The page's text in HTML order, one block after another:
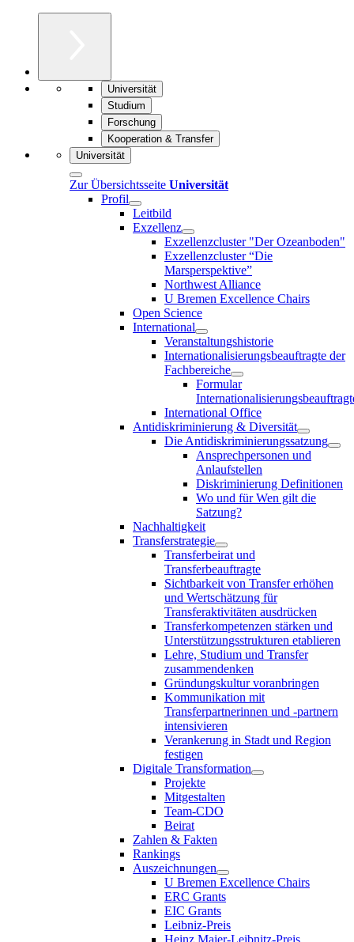
Universität
Studium
Forschung
Kooperation & Transfer
Universität
Zur Übersichtsseite Universität
Profil
Leitbild
Exzellenz
Exzellenzcluster "Der Ozeanboden"
Exzellenzcluster “Die
Marsperspektive”
Northwest Alliance
U Bremen Excellence Chairs
Open Science
International
Veranstaltungshistorie
Internationalisierungsbeauftragte der
Fachbereiche
Formular
International Office
Antidiskriminierung & Diversität
Die Antidiskriminierungssatzung
Ansprechpersonen und
Anlaufstellen
Diskriminierung Definitionen
Wo und für Wen gilt die
Satzung?
Nachhaltigkeit
Transferstrategie
Transferbeirat und
Transferbeauftragte
Sichtbarkeit von Transfer erhöhen
und Wertschätzung für
Transferaktivitäten ausdrücken
Transferkompetenzen stärken und
Unterstützungsstrukturen etablieren
Lehre, Studium und Transfer
zusammendenken
Gründungskultur voranbringen
Kommunikation mit
Transferpartnerinnen und -partnern
intensivieren
Verankerung in Stadt und Region
festigen
Digitale Transformation
Projekte
Mitgestalten
Team-CDO
Beirat
Zahlen & Fakten
Rankings
Auszeichnungen
U Bremen Excellence Chairs
ERC Grants
EIC Grants
Leibniz-Preis
Heinz Maier-Leibnitz-Preis